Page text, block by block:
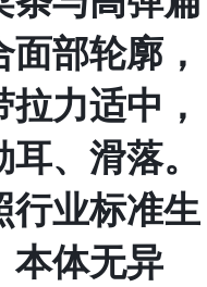
部轮廓，
力适中，
、滑落。
行业标准生
本体无异